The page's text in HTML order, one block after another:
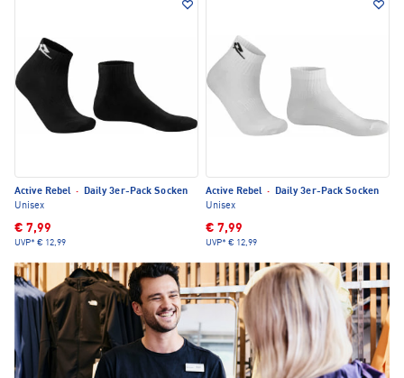
Active Rebel ·
Daily 3er-Pack Socken
Unisex
€ 7,99
UVP* € 12,99
Active Rebel ·
Daily 3er-Pack Socken
Unisex
€ 7,99
UVP* € 12,99